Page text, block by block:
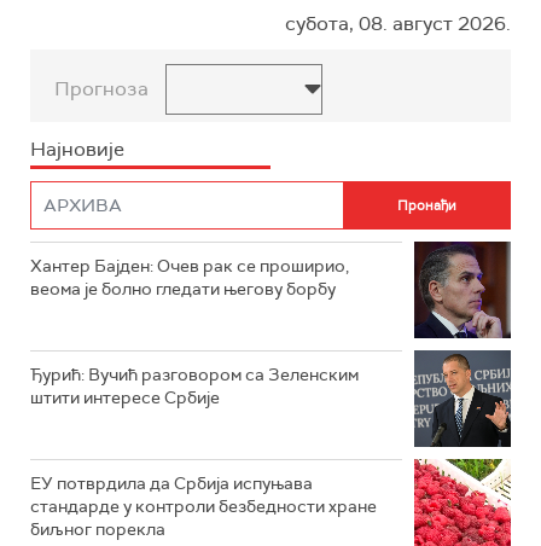
субота, 08. август 2026.
Прогноза
Најновије
Хантер Бајден: Очев рак се проширио,
веома је болно гледати његову борбу
Ђурић: Вучић разговором са Зеленским
штити интересе Србије
ЕУ потврдила да Србија испуњава
стандарде у контроли безбедности хране
биљног порекла